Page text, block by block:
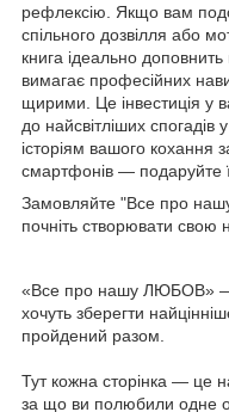
рефлексію. Якщо вам
спільного дозвілля або
книга ідеально
вимагає професійних
щирими. Це інвестиція у
до найсвітліших
історіям вашого кохання
смартфонів — подаруйте
Замовляйте "Все про
почніть створювати свою
«Все про нашу ЛЮБОВ» —
хочуть зберегти
пройдений разом.
Тут кожна сторінка — це
за що ви полюбили одне